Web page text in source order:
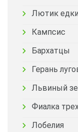
Лютик
Кампсис
Бархатцы
Герань
Львиный
Фиалка
Лобелия